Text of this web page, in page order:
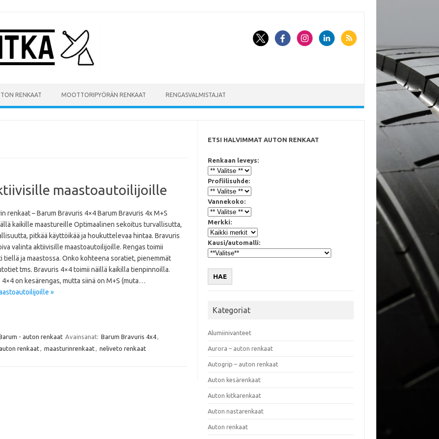
RENKAAT MOOTTORIPYÖRÄN RENKAAT RENGASVALMISTAJAT
maastoautoilijoille
renkaat – Barum Bravuris 4×4 Barum Bravuris 4x M+S
kaikille maastureille Optimaalinen sekoitus turvallisutta,
pitkää käyttöikää ja houkuttelevaa hintaa. Bravuris
valinta aktiivisille maastoautoilijoille. Rengas toimii
tiellä ja maastossa. Onko kohteena soratiet, pienemmät
tms. Bravuris 4×4 toimii näillä kaikilla tienpinnoilla.
4×4 on kesärengas, mutta siinä on M+S (muta…
»
- auton renkaat Avainsanat: Barum Bravuris 4x4,
renkaat, maasturinrenkaat, neliveto renkaat
ETSI HALVIMMAT AUTON RENKAAT
Renkaan leveys:
Profiilisuhde:
Vannekoko:
Merkki:
Kausi/automalli:
HAE
Kategoriat
Alumiinivanteet
Aurora – auton renkaat
Autogrip – auton renkaat
Auton kesärenkaat
Auton kitkarenkaat
Auton nastarenkaat
Auton renkaat